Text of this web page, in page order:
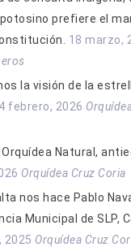
prefiere el
18 marzo,
la visión de la
febrero, 2026
Natural,
Orquídea Cruz Coria
nos hace Pablo
Municipal de SLP,
2025 Orquídea Cruz